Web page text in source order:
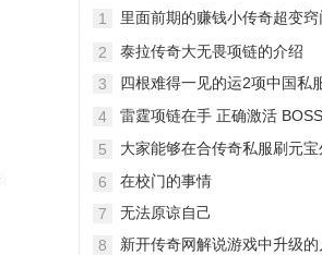
1
里面前期的赚钱小传奇超变窍
2
泰拉传奇大无畏项链的介绍
3
四根难得一见的运2项中国私
4
雷霆项链在手 正确激活
5
大家能够在合传奇私服刷元
6
在校门的事情
7
无法原谅自己
8
新开传奇网解说游戏中升级